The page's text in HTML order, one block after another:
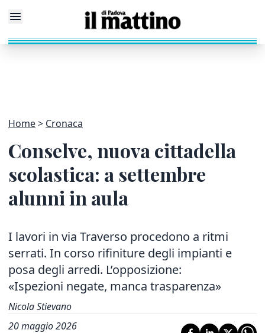
Home Cronaca
Conselve, nuova cittadella
scolastica: a settembre
alunni in aula
I lavori in via Traverso procedono a ritmi
serrati. In corso rifiniture degli impianti e
posa degli arredi. L’opposizione:
«Ispezioni negate, manca trasparenza»
Nicola Stievano
20 maggio 2026